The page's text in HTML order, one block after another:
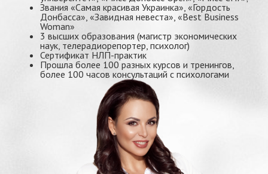
Звания «Самая красивая Украинка», «Гордость
Донбасса», «Завидная невеста», «Best Business
Woman»
3 высших образования (магистр экономических
наук, телерадиорепортер, психолог)
Сертификат НЛП-практик
Прошла более 100 разных курсов и тренингов,
более 100 часов консультаций с психологами